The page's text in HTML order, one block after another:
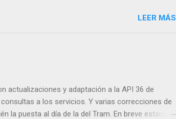
Funciones que lo usan: Establecer fondo de
la lista de favoritos. y su recuperación. Opciones
acceso a internet, ya que es la función
LEER MÁS
actualizaciones y adaptación a la API 36 de
a los servicios. Y varias correcciones de
la puesta al día de la del Tram. En breve estará en